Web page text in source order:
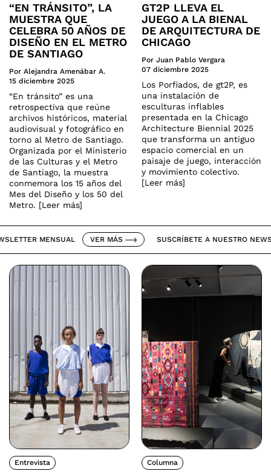
“EN TRÁNSITO”, LA
MUESTRA QUE
CELEBRA 50 AÑOS DE
DISEÑO EN EL METRO
DE SANTIAGO
Por Alejandra Amenábar A.
15 diciembre 2025
“En tránsito” es una
retrospectiva que reúne
archivos históricos, material
audiovisual y fotográfico en
torno al Metro de Santiago.
Organizada por el Ministerio
de las Culturas y el Metro
de Santiago, la muestra
conmemora los 15 años del
Mes del Diseño y los 50 del
Metro. [Leer más]
GT2P LLEVA EL
JUEGO A LA BIENAL
DE ARQUITECTURA DE
CHICAGO
Por Juan Pablo Vergara
07 diciembre 2025
Los Porfiados, de gt2P, es
una instalación de
esculturas inflables
presentada en la Chicago
Architecture Biennial 2025
que transforma un antiguo
espacio comercial en un
paisaje de juego, interacción
y movimiento colectivo.
[Leer más]
MENSUAL VER MÁS SUSCRÍBETE A NUESTRO
Entrevista Columna